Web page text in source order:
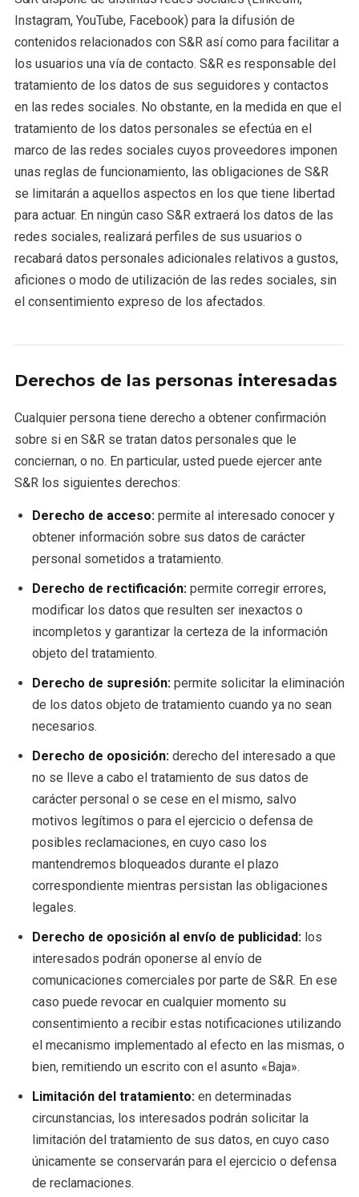
Instagram, YouTube, Facebook) para la difusión de
contenidos relacionados con S&R así como para facilitar a
los usuarios una vía de contacto. S&R es responsable del
tratamiento de los datos de sus seguidores y contactos
en las redes sociales. No obstante, en la medida en que el
tratamiento de los datos personales se efectúa en el
marco de las redes sociales cuyos proveedores imponen
unas reglas de funcionamiento, las obligaciones de S&R
se limitarán a aquellos aspectos en los que tiene libertad
para actuar. En ningún caso S&R extraerá los datos de las
redes sociales, realizará perfiles de sus usuarios o
recabará datos personales adicionales relativos a gustos,
aficiones o modo de utilización de las redes sociales, sin
el consentimiento expreso de los afectados.
Derechos de las personas interesadas
Cualquier persona tiene derecho a obtener confirmación
sobre si en S&R se tratan datos personales que le
conciernan, o no. En particular, usted puede ejercer ante
S&R los siguientes derechos:
Derecho de acceso: permite al interesado conocer y
obtener información sobre sus datos de carácter
personal sometidos a tratamiento.
Derecho de rectificación: permite corregir errores,
modificar los datos que resulten ser inexactos o
incompletos y garantizar la certeza de la información
objeto del tratamiento.
Derecho de supresión: permite solicitar la eliminación
de los datos objeto de tratamiento cuando ya no sean
necesarios.
Derecho de oposición: derecho del interesado a que
no se lleve a cabo el tratamiento de sus datos de
carácter personal o se cese en el mismo, salvo
motivos legítimos o para el ejercicio o defensa de
posibles reclamaciones, en cuyo caso los
mantendremos bloqueados durante el plazo
correspondiente mientras persistan las obligaciones
legales.
Derecho de oposición al envío de publicidad: los
interesados podrán oponerse al envío de
comunicaciones comerciales por parte de S&R. En ese
caso puede revocar en cualquier momento su
consentimiento a recibir estas notificaciones utilizando
el mecanismo implementado al efecto en las mismas, o
bien, remitiendo un escrito con el asunto «Baja».
Limitación del tratamiento: en determinadas
circunstancias, los interesados podrán solicitar la
limitación del tratamiento de sus datos, en cuyo caso
únicamente se conservarán para el ejercicio o defensa
de reclamaciones.